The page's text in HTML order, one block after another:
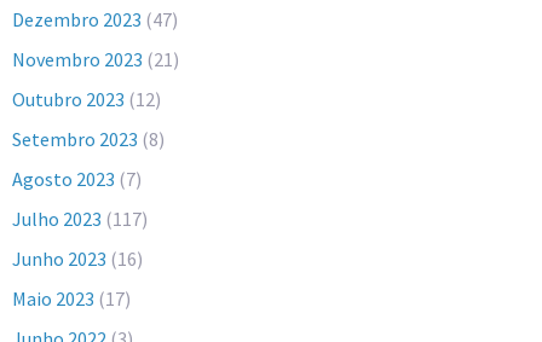
Dezembro 2023 (47)
Novembro 2023 (21)
Outubro 2023 (12)
Setembro 2023 (8)
Agosto 2023 (7)
Julho 2023 (117)
Junho 2023 (16)
Maio 2023 (17)